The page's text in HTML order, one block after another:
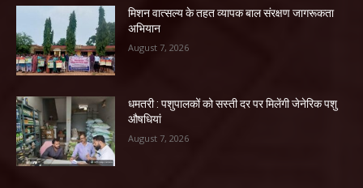
मिशन वात्सल्य के तहत व्यापक बाल संरक्षण जागरूकता
अभियान
August 7, 2026
धमतरी : पशुपालकों को सस्ती दर पर मिलेंगी जेनेरिक पशु
औषधियां
August 7, 2026